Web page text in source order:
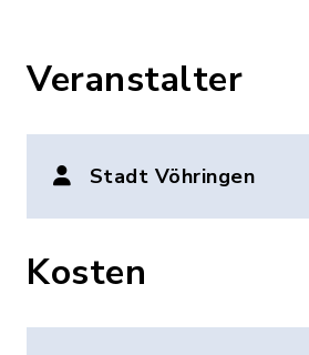
Veranstalter
Stadt Vöhringen
Kosten